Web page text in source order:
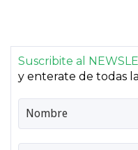
Suscribite al
y enterate de todas